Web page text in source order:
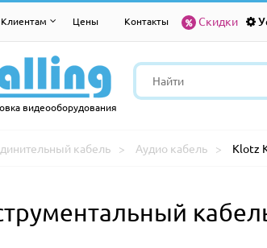
Клиентам Цены Контакты Скидки
видеооборудования
кабель Аудио кабель Klotz